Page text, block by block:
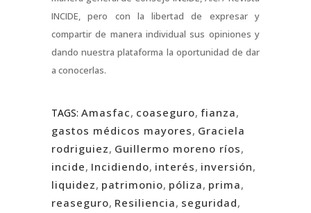
INCIDE, pero con la libertad de expresar y
compartir de manera individual sus opiniones y
dando nuestra plataforma la oportunidad de dar
a conocerlas.
TAGS: Amasfac, coaseguro, fianza,
gastos médicos mayores, Graciela
rodriguiez, Guillermo moreno ríos,
incide, Incidiendo, interés, inversión,
liquidez, patrimonio, póliza, prima,
reaseguro, Resiliencia, seguridad,